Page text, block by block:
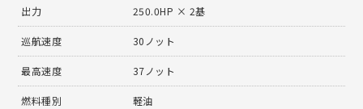
出力 250.0HP × 2基
巡航速度 30ノット
最高速度 37ノット
燃料種別 軽油